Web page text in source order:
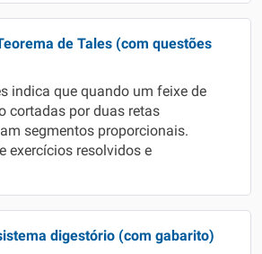
de Tales (com questões
indica que quando um feixe de
cortadas por duas retas
segmentos proporcionais.
exercícios resolvidos e
digestório (com gabarito)